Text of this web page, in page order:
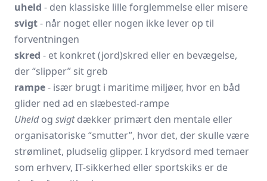
uheld - den klassiske lille forglemmelse eller misere
svigt- når noget eller nogen ikke lever op til
forventningen
skred - et konkret (jord)skred eller en bevægelse,
der “slipper” sit greb
rampe- især brugt i maritime miljøer, hvor en båd
glider ned ad en slæbested-rampe
Uheldog svigtdækker primært den mentale eller
organisatoriske “smutter”, hvor det, der skulle være
strømlinet, pludselig glipper. I krydsord med temaer
som erhverv, IT-sikkerhed eller sportskiks er de